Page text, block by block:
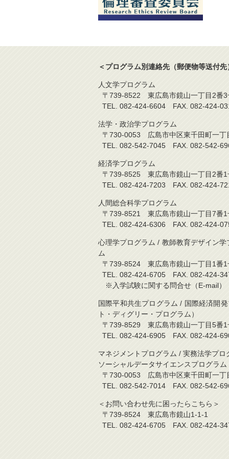
＜プログラム別連絡先（郵便物等送付先
人文学プログラム
〒739-8522 東広島市鏡山一丁目2番3
TEL. 082-424-6604 FAX. 082-424-
法学・政治学プログラム
〒730-0053 広島市中区東千田町一丁
TEL. 082-542-7045 FAX. 082-542-
経済学プログラム
〒739-8525 東広島市鏡山一丁目2番1
TEL. 082-424-7203 FAX. 082-424-
人間総合科学プログラム
〒739-8521 東広島市鏡山一丁目7番1
TEL. 082-424-6306 FAX. 082-424-
心理学プログラム / 教師教育デザイン
ム
〒739-8524 東広島市鏡山一丁目1番1
TEL. 082-424-6705 FAX. 082-424-
※入学試験に関する問合せ（E-mail）
国際平和共生プログラム / 国際経済開
ト・ディグリー・プログラム）
〒739-8529 東広島市鏡山一丁目5
TEL. 082-424-6905 FAX. 082-424-
マネジメントプログラム / 実務法学プロ
ソーシャルデータサイエンスプログラム
〒730-0053 広島市中区東千田町一
TEL. 082-542-7014 FAX. 082-542-
＜お問い合わせ先に困ったらこちら＞
〒739-8524 東広島市鏡山1-1-1
TEL. 082-424-6705 FAX. 082-424-